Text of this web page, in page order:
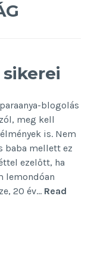
sikerei
blogolás
meg kell
is. Nem
baba mellett ez
ezelőtt, ha
lemondóan
20 év… Read